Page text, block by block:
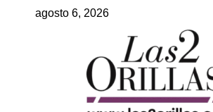
agosto 6, 2026